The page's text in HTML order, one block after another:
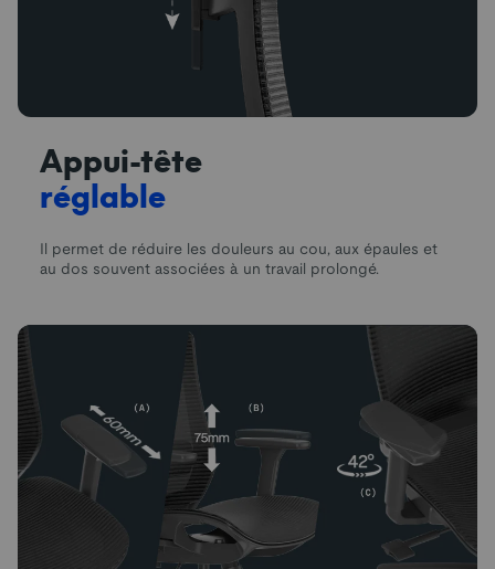
Appui-tête
réglable
Il permet de réduire les douleurs au cou, aux épaules et
au dos souvent associées à un travail prolongé.